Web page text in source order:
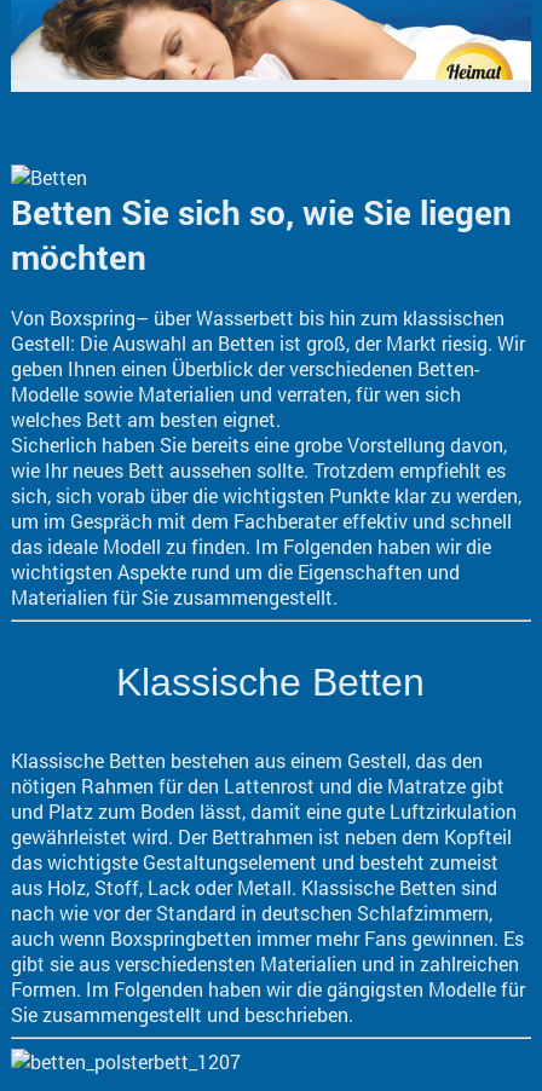
Betten Sie sich so, wie Sie liegen
möchten
Von Boxspring– über Wasserbett bis hin zum klassischen
Gestell: Die Auswahl an Betten ist groß, der Markt riesig. Wir
geben Ihnen einen Überblick der verschiedenen Betten-
Modelle sowie Materialien und verraten, für wen sich
welches Bett am besten eignet.
Sicherlich haben Sie bereits eine grobe Vorstellung davon,
wie Ihr neues Bett aussehen sollte. Trotzdem empfiehlt es
sich, sich vorab über die wichtigsten Punkte klar zu werden,
um im Gespräch mit dem Fachberater effektiv und schnell
das ideale Modell zu finden. Im Folgenden haben wir die
wichtigsten Aspekte rund um die Eigenschaften und
Materialien für Sie zusammengestellt.
Klassische Betten
Klassische Betten bestehen aus einem Gestell, das den
nötigen Rahmen für den Lattenrost und die Matratze gibt
und Platz zum Boden lässt, damit eine gute Luftzirkulation
gewährleistet wird. Der Bettrahmen ist neben dem Kopfteil
das wichtigste Gestaltungselement und besteht zumeist
aus Holz, Stoff, Lack oder Metall. Klassische Betten sind
nach wie vor der Standard in deutschen Schlafzimmern,
auch wenn Boxspringbetten immer mehr Fans gewinnen. Es
gibt sie aus verschiedensten Materialien und in zahlreichen
Formen. Im Folgenden haben wir die gängigsten Modelle für
Sie zusammengestellt und beschrieben.